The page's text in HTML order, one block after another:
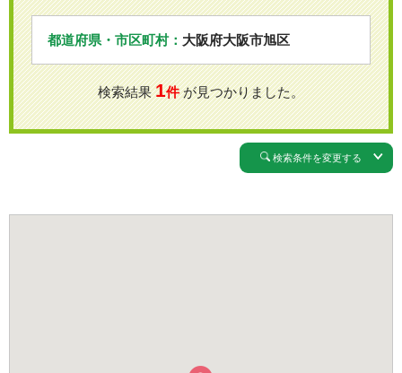
都道府県・市区町村： 大阪府大阪市旭区
検索結果1件が見つかりました。
検索条件を変更する